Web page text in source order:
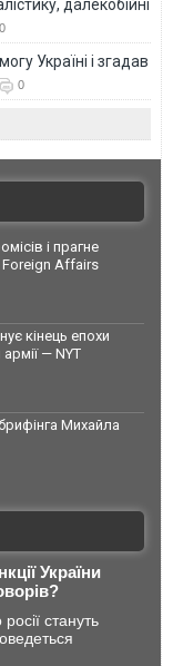
далекобійні
0
Україні і згадав
0
і прагне
Foreign Affairs
кінець епохи
армії — NYT
Михайла
України
стануть